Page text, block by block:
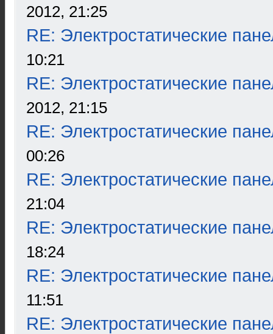
2012, 21:25
RE: Электростатические
10:21
RE: Электростатические
2012, 21:15
RE: Электростатические
00:26
RE: Электростатические
21:04
RE: Электростатические
18:24
RE: Электростатические
11:51
RE: Электростатические